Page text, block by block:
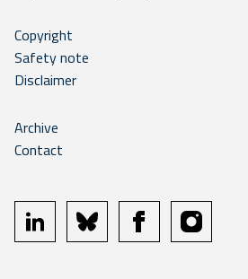
Copyright
Safety note
Disclaimer
Archive
Contact
linkedin bluesky facebookinstagram